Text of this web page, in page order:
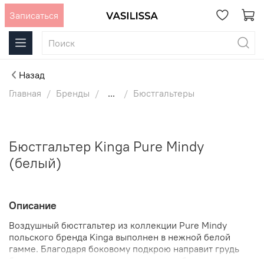
Записаться
Назад
Главная
Бренды ... Бюстгальтеры
Бюстгальтер Kinga Pure Mindy
(белый)
Описание
Воздушный бюстгальтер из коллекции Pure Mindy
польского бренда Kinga выполнен в нежной белой
гамме. Благодаря боковому подкрою направит грудь